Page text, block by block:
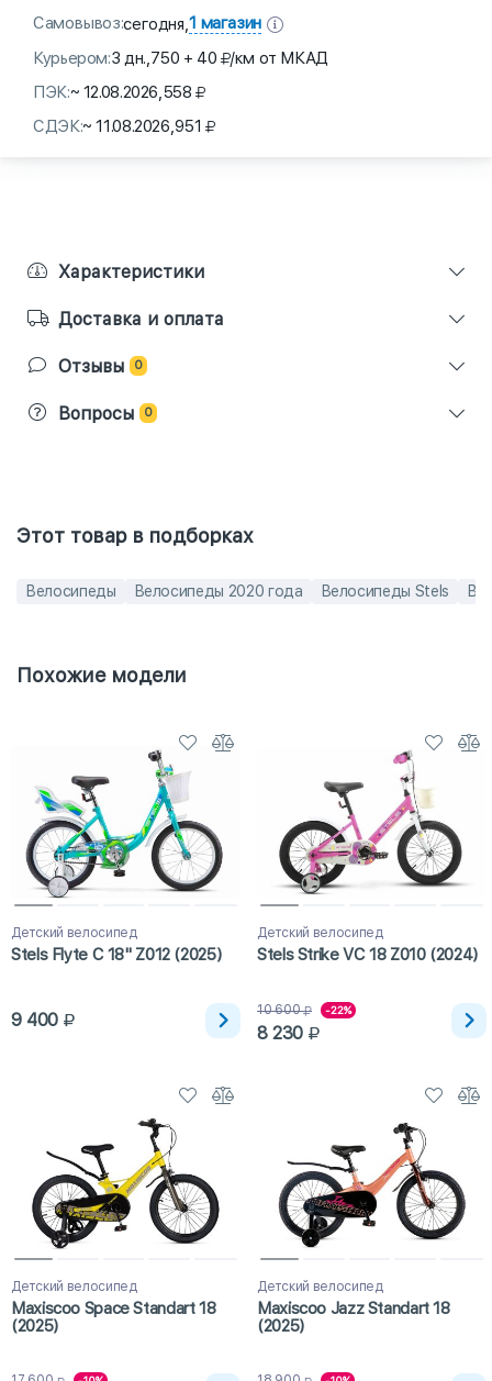
Самовывоз:сегодня,1 магазин
Курьером:3 дн.,750 + 40
/км от МКАД
ПЭК:~ 12.08.2026,558
СДЭК:~ 11.08.2026,951
Характеристики
Доставка и оплата
Отзывы 0
Вопросы 0
Этот товар в подборках
Велосипеды Велосипеды 2020 года Велосипеды Stels
Похожие модели
Детский велосипед
Stels Flyte C 18" Z012 (2025)
9 400
Детский велосипед
Stels Strike VC 18 Z010 (2024)
10 600 -22%
8 230
Детский велосипед
Maxiscoo Space Standart 18
(2025)
Детский велосипед
Maxiscoo Jazz Standart 18
(2025)